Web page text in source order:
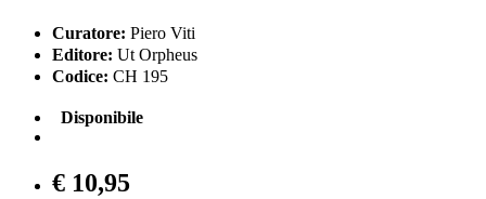
Curatore: Piero Viti
Editore: Ut Orpheus
Codice: CH 195
Disponibile
€ 10,95